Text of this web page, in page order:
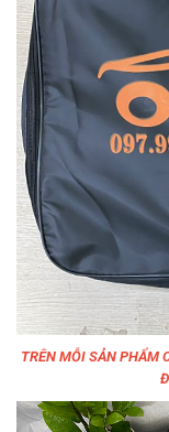
TRÊN MỖI SẢN PHẨM